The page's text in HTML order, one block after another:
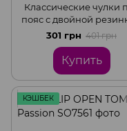
Классические чулки
пояс с двойной
ST002 - Passion, Black,
301 грн 401 грн
Купить
КЭШБЕК